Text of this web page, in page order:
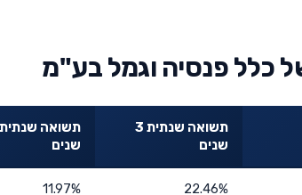
כלל פנסיה וגמל בע"מ
תשואה שנתית 3
שנים
שנים
22.46%
11.97%